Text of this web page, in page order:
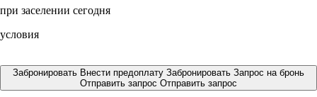
при заселении сегодня
условия
Забронировать Внести предоплату Забронировать Запрос на бронь
Отправить запрос Отправить запрос